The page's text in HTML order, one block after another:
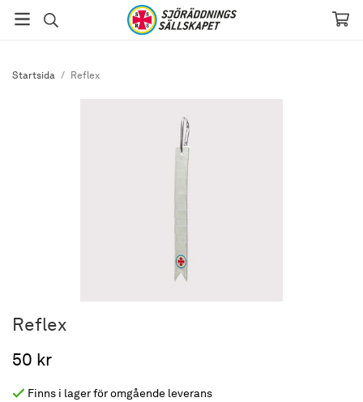
Startsida / Reflex
Reflex
50 kr
Finns i lager för omgående leverans